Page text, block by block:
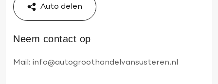
Auto delen
Neem contact op
Mail: info@autogroothandelvansusteren.nl